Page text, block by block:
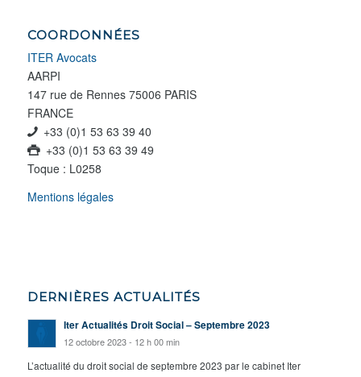
COORDONNÉES
ITER Avocats
AARPI
147 rue de Rennes 75006 PARIS
FRANCE
+33 (0)1 53 63 39 40
+33 (0)1 53 63 39 49
Toque : L0258
Mentions légales
DERNIÈRES ACTUALITÉS
Iter Actualités Droit Social – Septembre 2023
12 octobre 2023 - 12 h 00 min
L’actualité du droit social de septembre 2023 par le cabinet Iter